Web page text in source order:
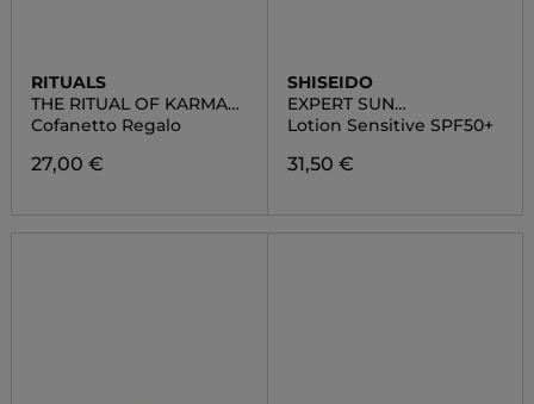
RITUALS
THE RITUAL OF KARMA
SMALL
Cofanetto Regalo
27,00 €
SHISEIDO
EXPERT SUN
PROTECTOR
Lotion Sensitive SPF50+
31,50 €